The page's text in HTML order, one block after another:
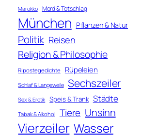
Marokko Mord & Totschlag
München Pflanzen & Natur
Politik Reisen
Religion & Philosophie
Ripostegedichte Rüpeleien
Schlaf & Langeweile Sechszeiler
Sex & Erotik Speis & Trank Städte
Tabak & Alkohol Tiere Unsinn
Vierzeiler Wasser